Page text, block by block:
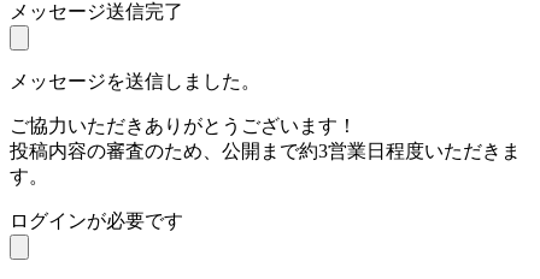
メッセージ送信完了
メッセージを送信しました。
ご協力いただきありがとうございます！
投稿内容の審査のため、公開まで約3営業日程度いただきま
す。
ログインが必要です